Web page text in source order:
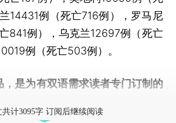
14431例（死亡716例），罗马尼
841例），乌克兰12697例（死亡
例（死亡503例）。
，是为有双语需求读者专门订制的
共计3095字 订阅后继续阅读